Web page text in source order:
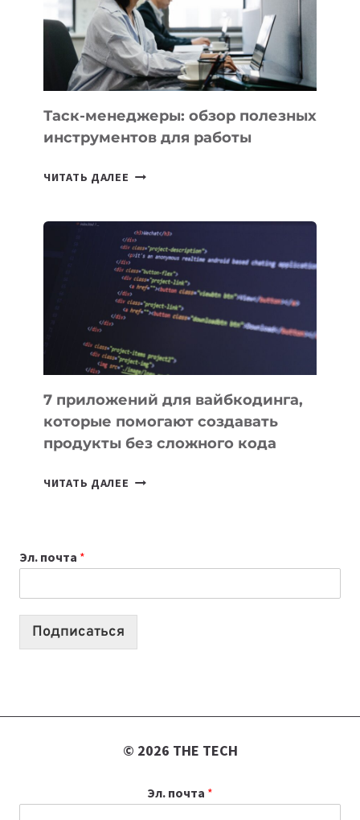
ЗАДАЧИ
ЕМУ
МОЖНО
ПОРУЧИТЬ
УЖЕ
СЕГОДНЯ
Таск-менеджеры: обзор полезных
инструментов для работы
ЧИТАТЬ ДАЛЕЕ ТАСК-
ПОЛЕЗНЫХ
ИНСТРУМЕНТОВ
ДЛЯ
РАБОТЫ
7 приложений для вайбкодинга,
которые помогают создавать
продукты без сложного кода
ЧИТАТЬ ДАЛЕЕ
СОЗДАВАТЬ
ПРОДУКТЫ
Эл. почта *
Подписаться
© 2026 THE TECH
Эл. почта *